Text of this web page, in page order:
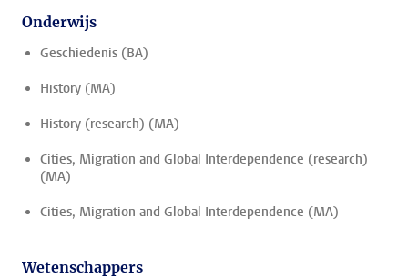
Onderwijs
Geschiedenis (BA)
History (MA)
History (research) (MA)
Cities, Migration and Global Interdependence (research)
(MA)
Cities, Migration and Global Interdependence (MA)
Wetenschappers